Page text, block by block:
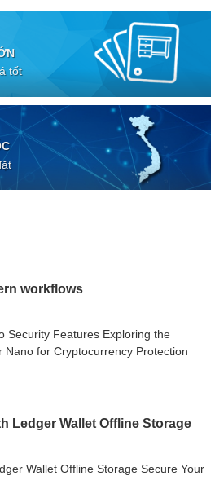
tốt
workflows
Security Features Exploring the
for Cryptocurrency Protection
Ledger Wallet Offline Storage
Wallet Offline Storage Secure Your